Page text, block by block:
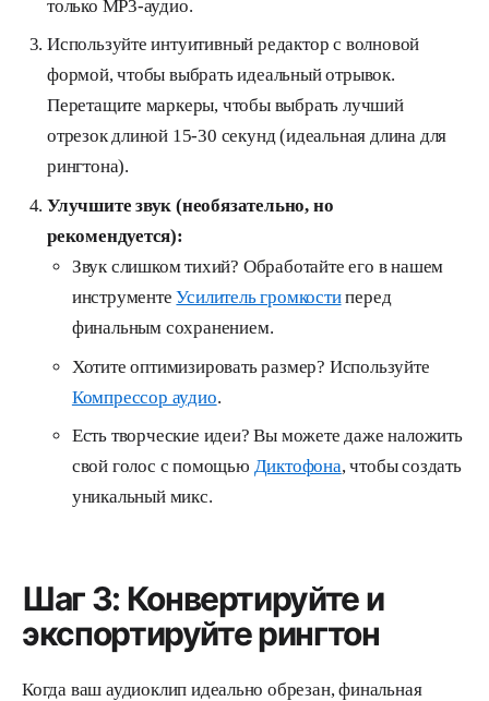
только MP3-аудио.
Используйте интуитивный редактор с волновой
формой, чтобы выбрать идеальный отрывок.
Перетащите маркеры, чтобы выбрать лучший
отрезок длиной 15-30 секунд (идеальная длина для
рингтона).
Улучшите звук (необязательно, но
рекомендуется):
Звук слишком тихий? Обработайте его в нашем
инструментеУсилитель громкостиперед
финальным сохранением.
Хотите оптимизировать размер? Используйте
Компрессор аудио.
Есть творческие идеи? Вы можете даже наложить
свой голос с помощью Диктофона, чтобы создать
уникальный микс.
Шаг 3: Конвертируйте и
экспортируйте рингтон
Когда ваш аудиоклип идеально обрезан, финальная